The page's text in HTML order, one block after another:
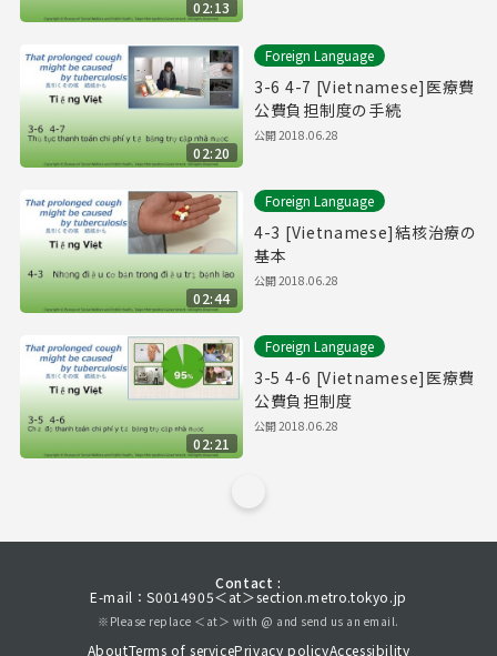
02:13
02:20
Foreign Language
3-6 4-7 [Vietnamese]医療費
公費負担制度の手続
公開2018.06.28
02:44
Foreign Language
4-3 [Vietnamese]結核治療の
基本
公開2018.06.28
02:21
Foreign Language
3-5 4-6 [Vietnamese]医療費
公費負担制度
公開2018.06.28
Contact :
E-mail：S0014905＜at＞section.metro.tokyo.jp
※Please replace ＜at＞ with @ and send us an email.
AboutTerms of servicePrivacy policyAccessibility